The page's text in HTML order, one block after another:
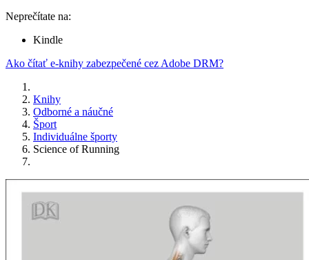
Neprečítate na:
Kindle
Ako čítať e-knihy zabezpečené cez Adobe DRM?
Knihy
Odborné a náučné
Šport
Individuálne športy
Science of Running